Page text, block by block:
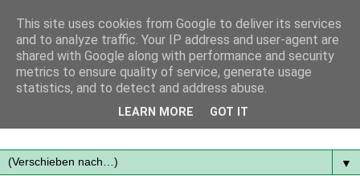
Mit frischen Themen aus der Region immer auf dem
▼
This site uses cookies from Google to deliver its services
and to analyze traffic. Your IP address and user-agent are
shared with Google along with performance and security
metrics to ensure quality of service, generate usage
statistics, and to detect and address abuse.
LEARN MORE GOT IT